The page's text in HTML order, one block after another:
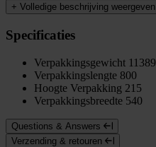
+ Volledige beschrijving weergeven
Specificaties
Verpakkingsgewicht 11389
Verpakkingslengte 800
Hoogte Verpakking 215
Verpakkingsbreedte 540
Questions & Answers
Verzending & retouren